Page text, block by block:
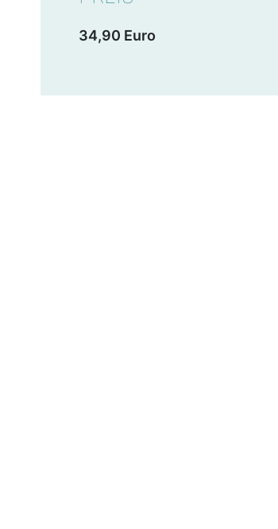
34,90 Euro